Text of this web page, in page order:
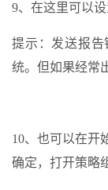
9、在这里可以
提示：发送报
统。但如果经常
10、也可以在开
确定，打开策略